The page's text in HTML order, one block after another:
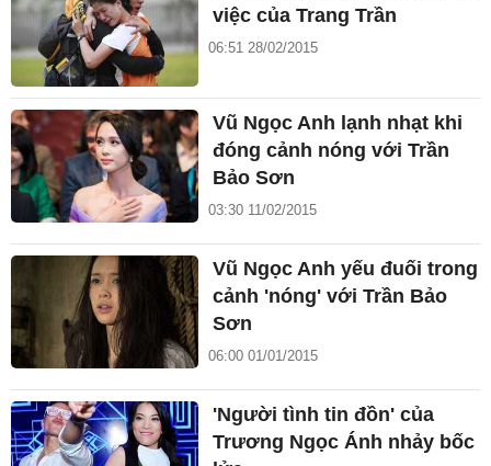
việc của Trang Trần
06:51 28/02/2015
Vũ Ngọc Anh lạnh nhạt khi
đóng cảnh nóng với Trần
Bảo Sơn
03:30 11/02/2015
Vũ Ngọc Anh yếu đuối trong
cảnh 'nóng' với Trần Bảo
Sơn
06:00 01/01/2015
'Người tình tin đồn' của
Trương Ngọc Ánh nhảy bốc